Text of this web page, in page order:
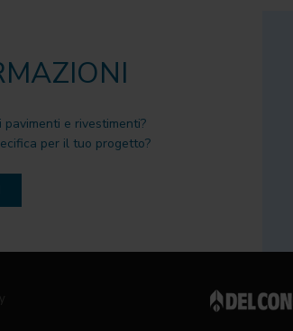
e rivestimenti?
per il tuo progetto?